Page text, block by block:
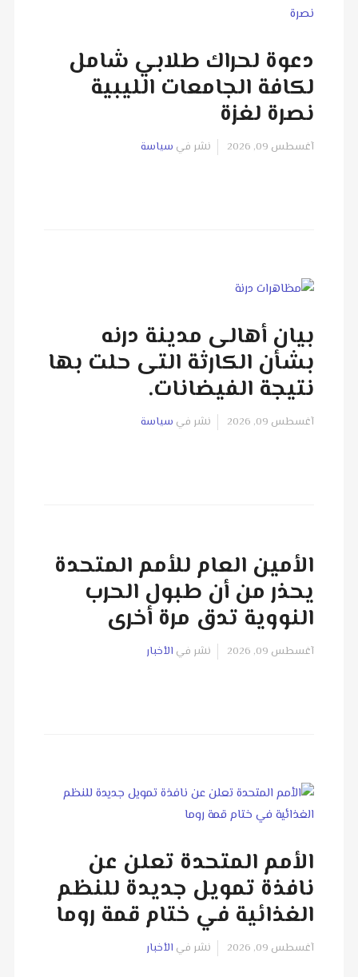
دعوة لحراك طلابي شامل
لكافة الجامعات الليبية
نصرة لغزة
آغسطس 09, 2026 نشر في سياسة
بيان أهالى مدينة درنه
بشأن الكارثة التى حلت بها
نتيجة الفيضانات.
آغسطس 09, 2026 نشر في سياسة
الأمين العام للأمم المتحدة
يحذر من أن طبول الحرب
النووية تدق مرة أخرى
آغسطس 09, 2026 نشر في الأخبار
الأمم المتحدة تعلن عن
نافذة تمويل جديدة للنظم
الغذائية في ختام قمة روما
آغسطس 09, 2026 نشر في الأخبار